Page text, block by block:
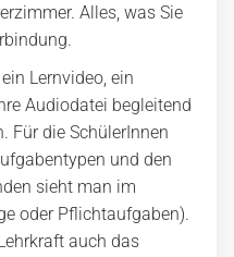
Alles, was Sie
Lernvideo, ein
Audiodatei begleitend
Für die SchülerInnen
und den
sieht man im
oder Pflichtaufgaben).
auch das